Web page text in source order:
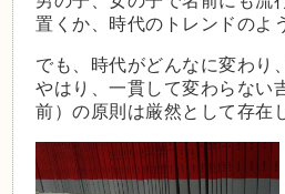
置くか、時代のトレンドのよ
でも、時代がどんなに変わり
やはり、一貫して変わらない
前）の原則は厳然として存在